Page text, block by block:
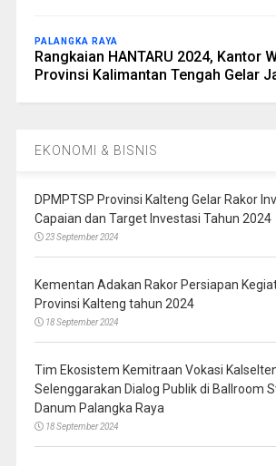
PALANGKA RAYA
Rangkaian HANTARU 2024, Kantor
Provinsi Kalimantan Tengah Gelar
EKONOMI & BISNIS
DPMPTSP Provinsi Kalteng Gelar Rakor
Capaian dan Target Investasi Tahun 2024
23 September 2024
Kementan Adakan Rakor Persiapan
Provinsi Kalteng tahun 2024
18 September 2024
Tim Ekosistem Kemitraan Vokasi
Selenggarakan Dialog Publik di Ballroom
Danum Palangka Raya
18 September 2024